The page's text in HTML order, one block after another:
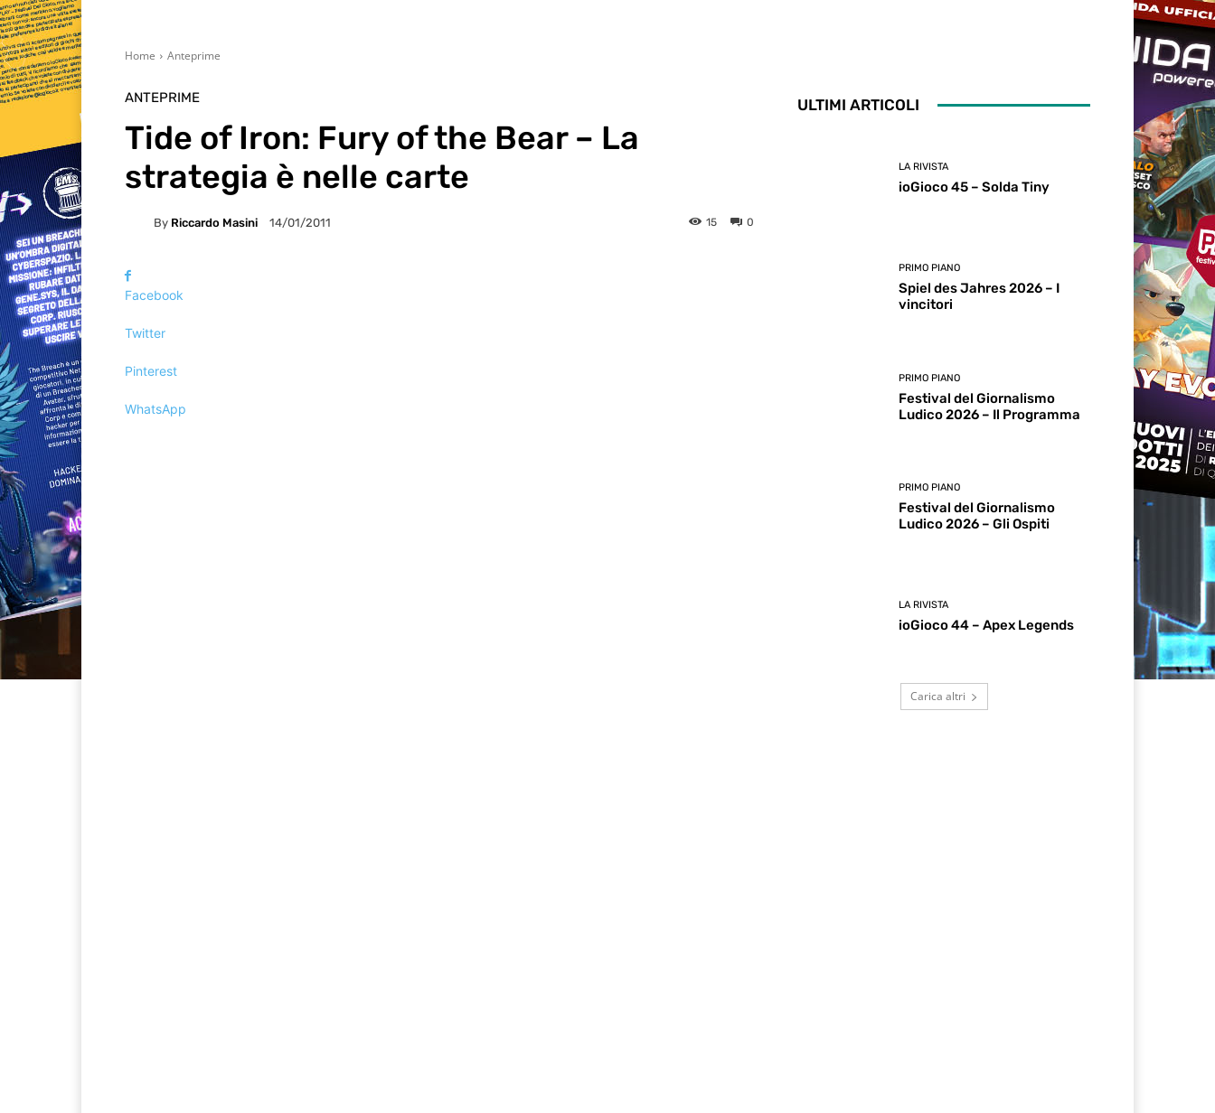
Home Anteprime
ANTEPRIME
Tide of Iron: Fury of the Bear – La
strategia è nelle carte
By Riccardo Masini 14/01/2011 0
15
Facebook
Twitter
Pinterest
WhatsApp
ULTIMI ARTICOLI
LA RIVISTA
ioGioco 45 – Solda Tiny
PRIMO PIANO
Spiel des Jahres 2026 – I
vincitori
PRIMO PIANO
Festival del Giornalismo
Ludico 2026 – Il Programma
PRIMO PIANO
Festival del Giornalismo
Ludico 2026 – Gli Ospiti
LA RIVISTA
ioGioco 44 – Apex Legends
Carica altri